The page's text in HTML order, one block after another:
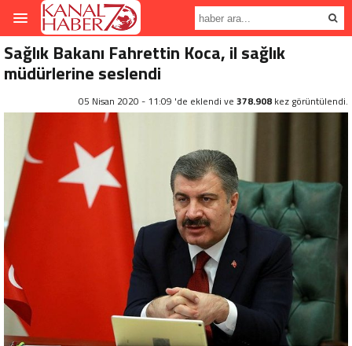
Sağlık Bakanı Fahrettin Koca, il sağlık
müdürlerine seslendi
05 Nisan 2020 - 11:09 'de eklendi ve 378.908 kez görüntülendi.